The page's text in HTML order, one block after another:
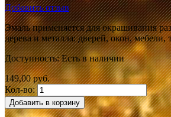
Добавить отзыв
Эмаль применяется для окрашивания
дерева и металла: дверей, окон, мебели,
Доступность:Есть в наличии
149,00 руб.
Кол-во:
Добавить в корзину